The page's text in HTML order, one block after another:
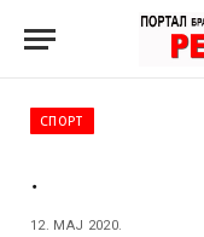
СПОРТ
.
12. МАЈ 2020.